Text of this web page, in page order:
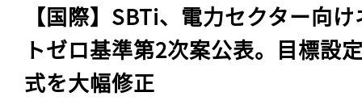
【国際】SBTi、電力セクター向
トゼロ基準第2次案公表。目標設
式を大幅修正